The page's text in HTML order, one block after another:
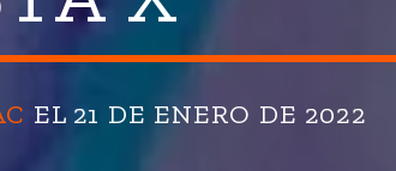
EL 21 DE ENERO DE 2022